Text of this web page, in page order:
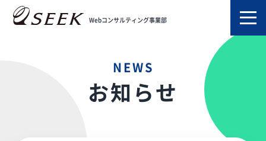
Webコンサルティング事業部
TOP
NEWS
お知らせ